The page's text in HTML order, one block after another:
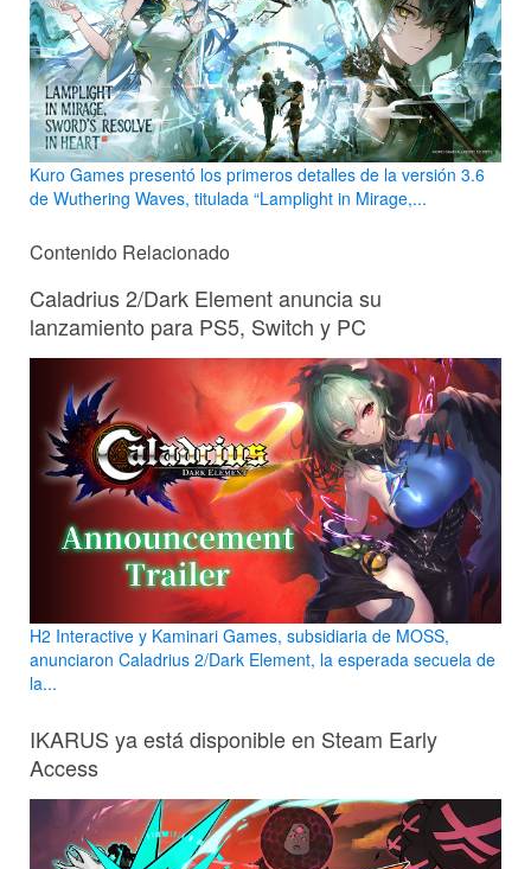
Kuro Games presentó los primeros detalles de la versión 3.6
de Wuthering Waves, titulada “Lamplight in Mirage,...
Contenido Relacionado
Caladrius 2/Dark Element anuncia su
lanzamiento para PS5, Switch y PC
H2 Interactive y Kaminari Games, subsidiaria de MOSS,
anunciaron Caladrius 2/Dark Element, la esperada secuela de
la...
IKARUS ya está disponible en Steam Early
Access